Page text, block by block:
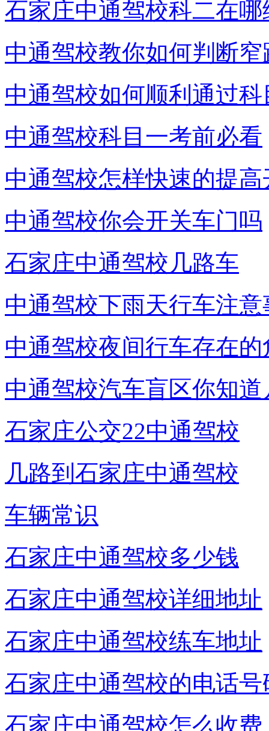
石家庄中通驾校科二在哪
中通驾校教你如何判断
中通驾校如何顺利通过
中通驾校科目一考前必看
中通驾校怎样快速的提
中通驾校你会开关车门吗
石家庄中通驾校几路车
中通驾校下雨天行车注意
中通驾校夜间行车存在的
中通驾校汽车盲区你知道
石家庄公交22中通驾校
几路到石家庄中通驾校
车辆常识
石家庄中通驾校多少钱
石家庄中通驾校详细地址
石家庄中通驾校练车地址
石家庄中通驾校的电话号
石家庄中通驾校怎么收费